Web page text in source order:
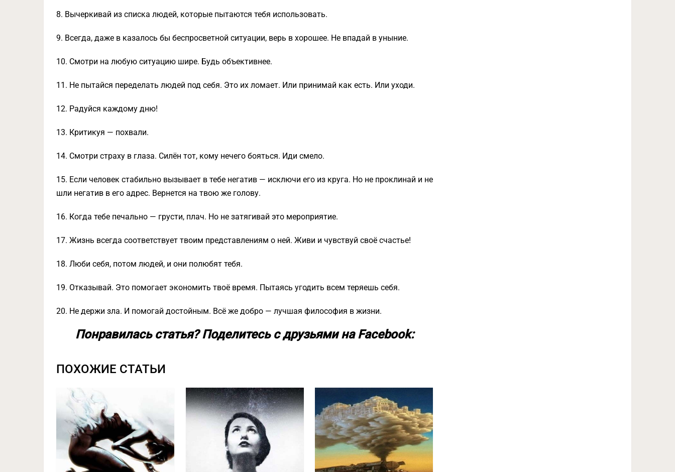
8. Вычеркивай из списка людей, которые пытаются тебя использовать.
9. Всегда, даже в казалось бы беспросветной ситуации, верь в хорошее. Не впадай в уныние.
10. Смотри на любую ситуацию шире. Будь объективнее.
11. Не пытайся переделать людей под себя. Это их ломает. Или принимай как есть. Или уходи.
12. Радуйся каждому дню!
13. Критикуя — похвали.
14. Смотри страху в глаза. Силён тот, кому нечего бояться. Иди смело.
15. Если человек стабильно вызывает в тебе негатив — исключи его из круга. Но не проклинай и не
шли негатив в его адрес. Вернется на твою же голову.
16. Когда тебе печально — грусти, плач. Но не затягивай это мероприятие.
17. Жизнь всегда соответствует твоим представлениям о ней. Живи и чувствуй своё счастье!
18. Люби себя, потом людей, и они полюбят тебя.
19. Отказывай. Это помогает экономить твоё время. Пытаясь угодить всем теряешь себя.
20. Не держи зла. И помогай достойным. Всё же добро — лучшая философия в жизни.
Понравилась статья? Поделитесь с друзьями на Facebook:
ПОХОЖИЕ СТАТЬИ